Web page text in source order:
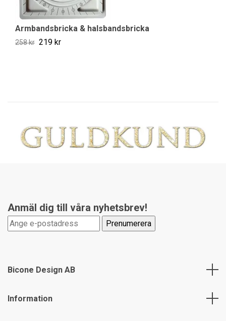
Armbandsbricka & halsbandsbricka
258 kr 219 kr
Anmäl dig till våra nyhetsbrev!
Bicone Design AB
Information